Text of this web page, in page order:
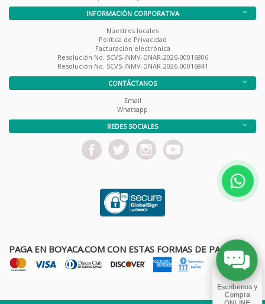
INFORMACIÓN CORPORATIVA
Nuestros locales
Política de Privacidad
Facturación electrónica
Resolución No. SCVS-INMV-DNAR-2026-00016806
Resolución No. SCVS-INMV-DNAR-2026-00016841
CONTÁCTANOS
Email
Whatsapp
REDES SOCIALES
PAGA EN BOYACA.COM CON ESTAS FORMAS DE PAGO